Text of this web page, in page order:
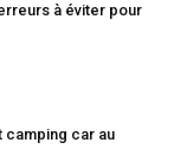
à éviter pour
car au